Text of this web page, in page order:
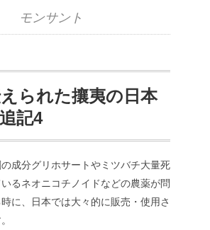
モンサント
られた攘夷の日本
記4
成分グリホサートやミツバチ大量死
るネオニコチノイドなどの農薬が問
に、日本では大々的に販売・使用さ